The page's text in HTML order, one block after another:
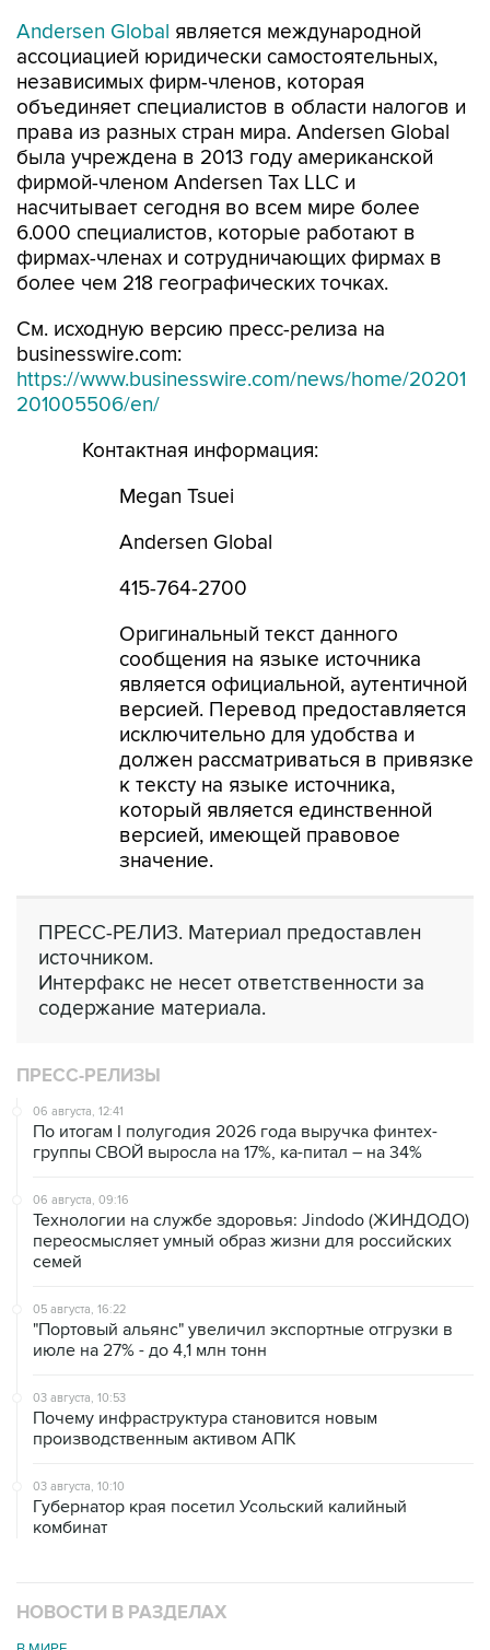
Andersen Global является международной
ассоциацией юридически самостоятельных,
независимых фирм-членов, которая
объединяет специалистов в области налогов и
права из разных стран мира. Andersen Global
была учреждена в 2013 году американской
фирмой-членом Andersen Tax LLC и
насчитывает сегодня во всем мире более
6.000 специалистов, которые работают в
фирмах-членах и сотрудничающих фирмах в
более чем 218 географических точках.
См. исходную версию пресс-релиза на
businesswire.com:
https://www.businesswire.com/news/home/20201
201005506/en/
Контактная информация:
Megan Tsuei
Andersen Global
415-764-2700
Оригинальный текст данного
сообщения на языке источника
является официальной, аутентичной
версией. Перевод предоставляется
исключительно для удобства и
должен рассматриваться в привязке
к тексту на языке источника,
который является единственной
версией, имеющей правовое
значение.
ПРЕСС-РЕЛИЗ. Материал предоставлен
источником.
Интерфакс не несет ответственности за
содержание материала.
ПРЕСС-РЕЛИЗЫ
06 августа, 12:41
По итогам I полугодия 2026 года выручка финтех-
группы СВОЙ выросла на 17%, ка-питал – на 34%
06 августа, 09:16
Технологии на службе здоровья: Jindodo (ЖИНДОДО)
переосмысляет умный образ жизни для российских
семей
05 августа, 16:22
"Портовый альянс" увеличил экспортные отгрузки в
июле на 27% - до 4,1 млн тонн
03 августа, 10:53
Почему инфраструктура становится новым
производственным активом АПК
03 августа, 10:10
Губернатор края посетил Усольский калийный
комбинат
НОВОСТИ В РАЗДЕЛАХ